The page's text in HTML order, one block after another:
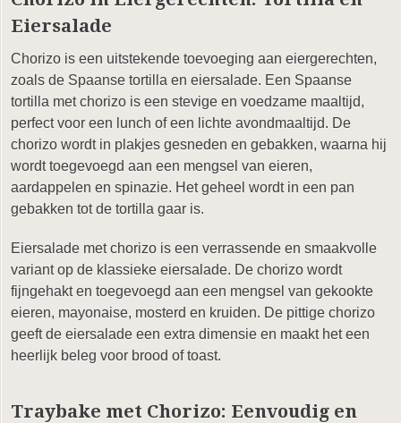
Eiersalade
Chorizo is een uitstekende toevoeging aan eiergerechten,
zoals de Spaanse tortilla en eiersalade. Een Spaanse
tortilla met chorizo is een stevige en voedzame maaltijd,
perfect voor een lunch of een lichte avondmaaltijd. De
chorizo wordt in plakjes gesneden en gebakken, waarna hij
wordt toegevoegd aan een mengsel van eieren,
aardappelen en spinazie. Het geheel wordt in een pan
gebakken tot de tortilla gaar is.
Eiersalade met chorizo is een verrassende en smaakvolle
variant op de klassieke eiersalade. De chorizo wordt
fijngehakt en toegevoegd aan een mengsel van gekookte
eieren, mayonaise, mosterd en kruiden. De pittige chorizo
geeft de eiersalade een extra dimensie en maakt het een
heerlijk beleg voor brood of toast.
Traybake met Chorizo: Eenvoudig en